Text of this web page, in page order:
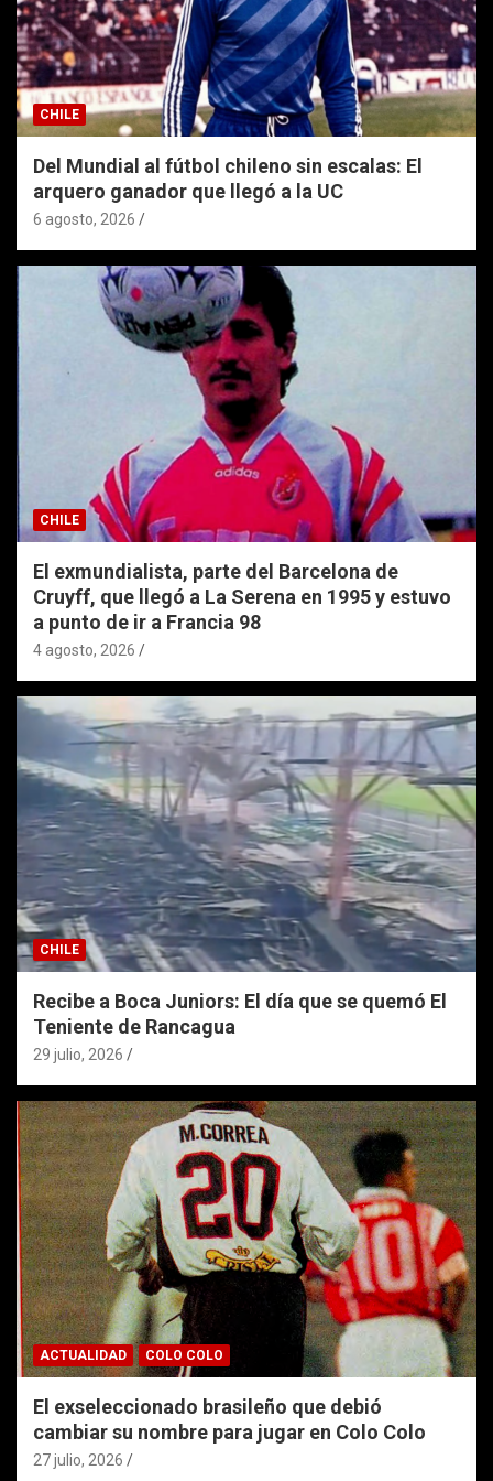
CHILE
Del Mundial al fútbol chileno sin escalas: El
arquero ganador que llegó a la UC
6 agosto, 2026
CHILE
El exmundialista, parte del Barcelona de
Cruyff, que llegó a La Serena en 1995 y estuvo
a punto de ir a Francia 98
4 agosto, 2026
CHILE
Recibe a Boca Juniors: El día que se quemó El
Teniente de Rancagua
29 julio, 2026
ACTUALIDAD COLO COLO
El exseleccionado brasileño que debió
cambiar su nombre para jugar en Colo Colo
27 julio, 2026